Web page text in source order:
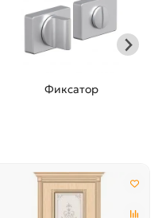
Фиксатор